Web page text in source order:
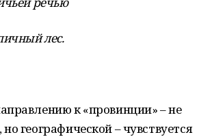
лес.
к «провинции» – не
географической – чувствуется